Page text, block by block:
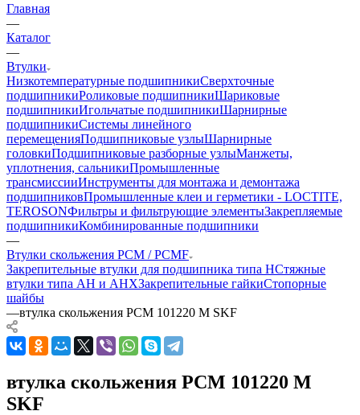
Главная
—
Каталог
—
Втулки
Низкотемпературные подшипникиСверхточные
подшипникиРоликовые подшипникиШариковые
подшипникиИгольчатые подшипникиШарнирные
подшипникиСистемы линейного
перемещенияПодшипниковые узлыШарнирные
головкиПодшипниковые разборные узлыМанжеты,
уплотнения, сальникиПромышленные
трансмиссииИнструменты для монтажа и демонтажа
подшипниковПромышленные клеи и герметики - LOCTITE,
TEROSONФильтры и фильтрующие элементыЗакрепляемые
подшипникиКомбинированные подшипники
—
Втулки скольжения PCM / PCMF
Закрепительные втулки для подшипника типа HСтяжные
втулки типа AH и AHXЗакрепительные гайкиСтопорные
шайбы
—втулка скольжения PCM 101220 M SKF
втулка скольжения PCM 101220 M
SKF